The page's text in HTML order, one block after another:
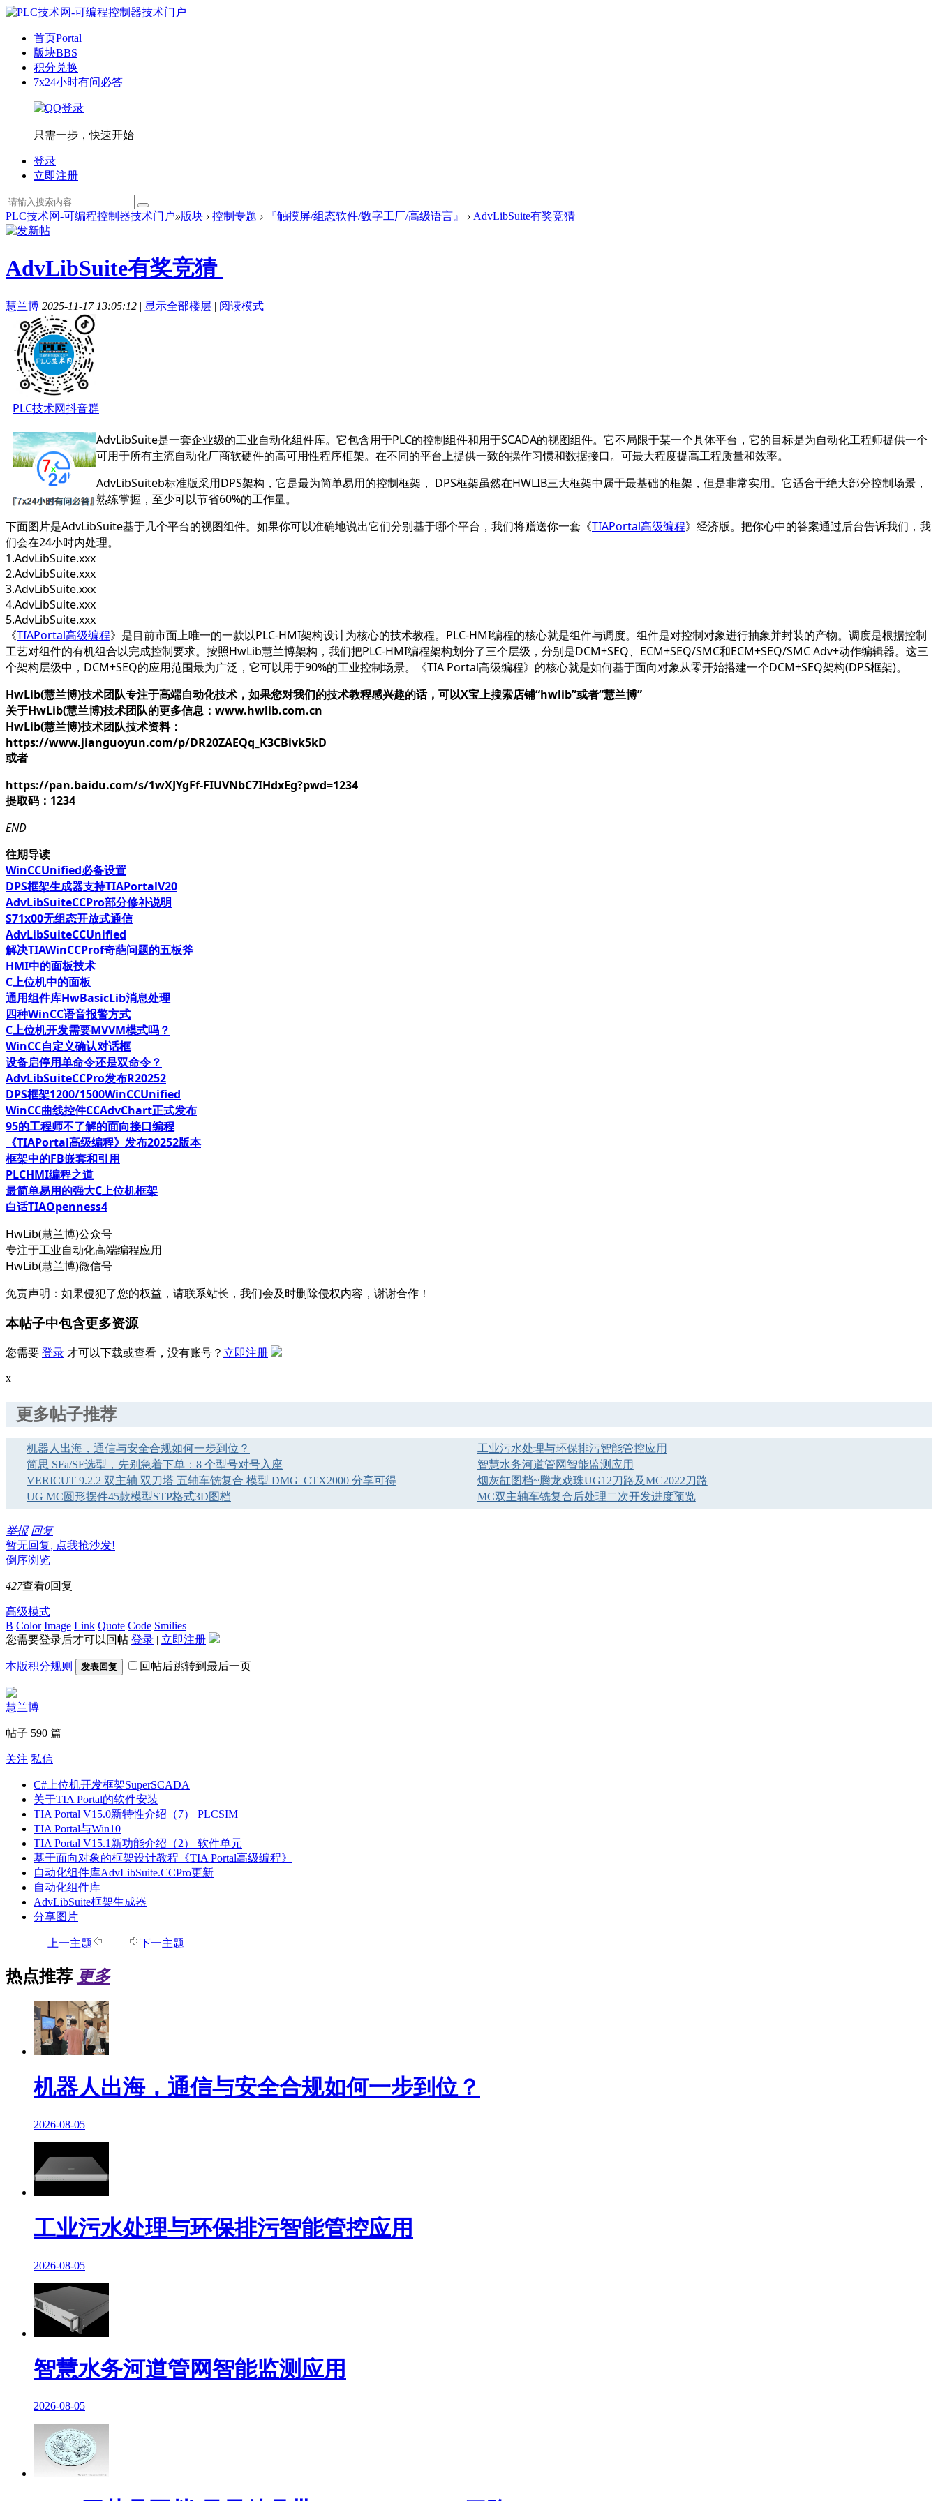
首页Portal
版块BBS
积分兑换
7x24小时有问必答
只需一步，快速开始
登录
立即注册
PLC技术网-可编程控制器技术门户»版块 › 控制专题 › 『触摸屏/组态软件/数字工厂/高级语言』 › AdvLibSuite有奖竞猜
AdvLibSuite有奖竞猜
慧兰博 2025-11-17 13:05:12 | 显示全部楼层 | 阅读模式
PLC技术网抖音群
AdvLibSuite是一套企业级的工业自动化组件库。它包含用于PLC的控制组件和用于SCADA的视图组件。它不局限于某一个具体平台，它的目标是为自动化工程师提供一个
可用于所有主流自动化厂商软硬件的高可用性程序框架。在不同的平台上提供一致的操作习惯和数据接口。可最大程度提高工程质量和效率。
AdvLibSuiteb标准版采用DPS架构，它是最为简单易用的控制框架， DPS框架虽然在HWLIB三大框架中属于最基础的框架，但是非常实用。它适合于绝大部分控制场景，
熟练掌握，至少可以节省60%的工作量。
下面图片是AdvLibSuite基于几个平台的视图组件。如果你可以准确地说出它们分别基于哪个平台，我们将赠送你一套《TIAPortal高级编程》经济版。把你心中的答案通过后台告诉我们，我
们会在24小时内处理。
1.AdvLibSuite.xxx
2.AdvLibSuite.xxx
3.AdvLibSuite.xxx
4.AdvLibSuite.xxx
5.AdvLibSuite.xxx
《TIAPortal高级编程》是目前市面上唯一的一款以PLC-HMI架构设计为核心的技术教程。PLC-HMI编程的核心就是组件与调度。组件是对控制对象进行抽象并封装的产物。调度是根据控制
工艺对组件的有机组合以完成控制要求。按照HwLib慧兰博架构，我们把PLC-HMI编程架构划分了三个层级，分别是DCM+SEQ、ECM+SEQ/SMC和ECM+SEQ/SMC Adv+动作编辑器。这三
个架构层级中，DCM+SEQ的应用范围最为广泛，它可以用于90%的工业控制场景。《TIA Portal高级编程》的核心就是如何基于面向对象从零开始搭建一个DCM+SEQ架构(DPS框架)。
HwLib(慧兰博)技术团队专注于高端自动化技术，如果您对我们的技术教程感兴趣的话，可以X宝上搜索店铺“hwlib”或者“慧兰博”
关于HwLib(慧兰博)技术团队的更多信息：www.hwlib.com.cn
HwLib(慧兰博)技术团队技术资料：
https://www.jianguoyun.com/p/DR20ZAEQq_K3CBivk5kD
或者
https://pan.baidu.com/s/1wXJYgFf-FIUVNbC7IHdxEg?pwd=1234
提取码：1234
END
往期导读
WinCCUnified必备设置
DPS框架生成器支持TIAPortalV20
AdvLibSuiteCCPro部分修补说明
S71x00无组态开放式通信
AdvLibSuiteCCUnified
解决TIAWinCCProf奇葩问题的五板斧
HMI中的面板技术
C上位机中的面板
通用组件库HwBasicLib消息处理
四种WinCC语音报警方式
C上位机开发需要MVVM模式吗？
WinCC自定义确认对话框
设备启停用单命令还是双命令？
AdvLibSuiteCCPro发布R20252
DPS框架1200/1500WinCCUnified
WinCC曲线控件CCAdvChart正式发布
95的工程师不了解的面向接口编程
《TIAPortal高级编程》发布20252版本
框架中的FB嵌套和引用
PLCHMI编程之道
最简单易用的强大C上位机框架
白话TIAOpenness4
HwLib(慧兰博)公众号
专注于工业自动化高端编程应用
HwLib(慧兰博)微信号
免责声明：如果侵犯了您的权益，请联系站长，我们会及时删除侵权内容，谢谢合作！
本帖子中包含更多资源
您需要 登录 才可以下载或查看，没有账号？ 立即注册
x
更多帖子推荐
机器人出海，通信与安全合规如何一步到位？
工业污水处理与环保排污智能管控应用
简思 SFa/SF选型，先别急着下单：8 个型号对号入座
智慧水务河道管网智能监测应用
VERICUT 9.2.2 双主轴 双刀塔 五轴车铣复合 模型 DMG_CTX2000 分享可得
烟灰缸图档~腾龙戏珠UG12刀路及MC2022刀路
UG MC圆形摆件45款模型STP格式3D图档
MC双主轴车铣复合后处理二次开发进度预览
举报 回复
暂无回复, 点我抢沙发!
倒序浏览
427查看0回复
高级模式
B Color Image Link Quote Code Smilies
您需要登录后才可以回帖 登录 | 立即注册
本版积分规则 发表回复 回帖后跳转到最后一页
慧兰博
帖子 590 篇
关注 私信
C#上位机开发框架SuperSCADA
关于TIA Portal的软件安装
TIA Portal V15.0新特性介绍（7） PLCSIM
TIA Portal与Win10
TIA Portal V15.1新功能介绍（2） 软件单元
基于面向对象的框架设计教程《TIA Portal高级编程》
自动化组件库AdvLibSuite.CCPro更新
自动化组件库
AdvLibSuite框架生成器
分享图片
上一主题 下一主题
热点推荐 更多
机器人出海，通信与安全合规如何一步到位？
2026-08-05
工业污水处理与环保排污智能管控应用
2026-08-05
智慧水务河道管网智能监测应用
2026-08-05